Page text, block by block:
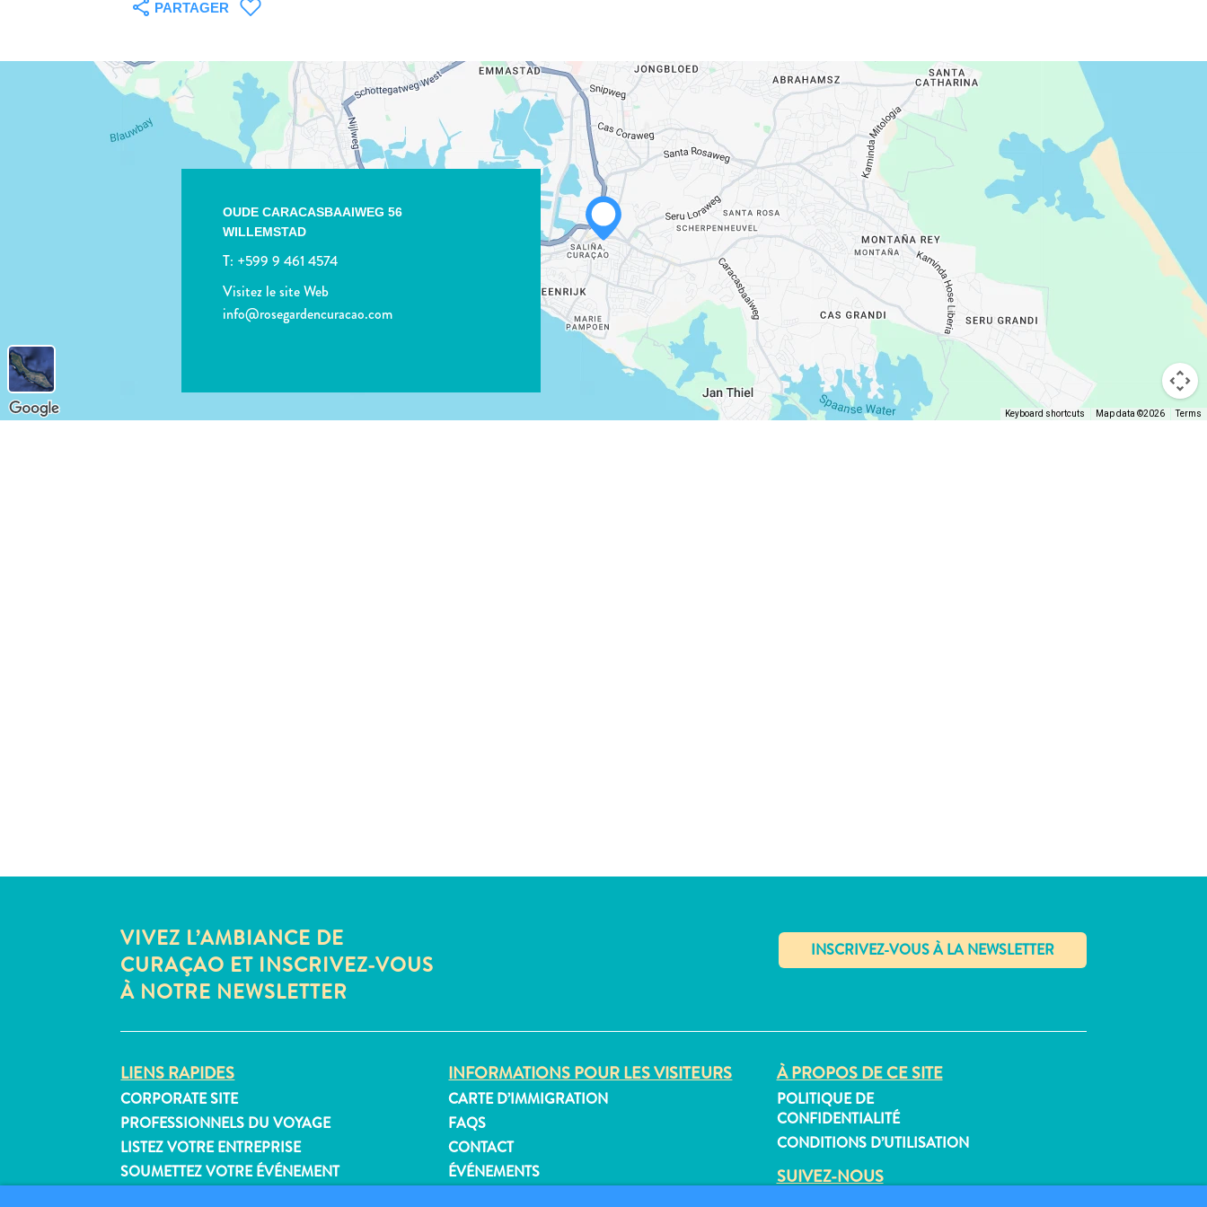
PARTAGER
WHATSAPP
OUDE CARACASBAAIWEG 56
WILLEMSTAD
T: +599 9 461 4574
Visitez le site Web
info@rosegardencuracao.com
Keyboard shortcuts Map data ©2026 Terms
VIVEZ L’AMBIANCE DE
CURAÇAO ET INSCRIVEZ-VOUS
À NOTRE NEWSLETTER
✕
LIENS RAPIDES
CORPORATE SITE
PROFESSIONNELS DU VOYAGE
LISTEZ VOTRE ENTREPRISE
SOUMETTEZ VOTRE ÉVÉNEMENT
INFORMATIONS POUR LES VISITEURS
CARTE D’IMMIGRATION
FAQS
CONTACT
ÉVÉNEMENTS
À PROPOS DE CE SITE
POLITIQUE DE
CONFIDENTIALITÉ
CONDITIONS D’UTILISATION
SUIVEZ-NOUS